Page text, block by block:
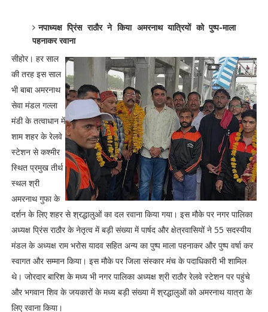
नपाध्यक्ष प्रिंस राठौर ने किया अमरनाथ यात्रियों को पुष्प-माला
पहनाकर रवाना
सीहोर। हर साल
की तरह इस साल
भी बाबा अमरनाथ
सेवा मंडल गल्ला
मंडी के तत्वाधान में
शाम शहर के रेलवे
स्टेशन से कश्मीर
स्थित प्रमुख तीर्थ
स्थल श्री
अमरनाथ गुफा के
दर्शन के लिए शहर से श्रद्धालुओं का दल रवाना किया गया। इस मौके पर नगर पालिका
अध्यक्ष प्रिंस राठौर के नेतृत्व में बड़ी संख्या में पार्षद और क्षेत्रवासियों ने 55 सदस्यीय
मंडल के अध्यक्ष राम भरोस यादव सहित अन्य का पुष्प माला पहनाकर और पुष्प वर्षा कर
स्वागत और सम्मान किया। इस मौके पर जिला संस्कार मंच के पदाधिकारी भी शामिल
थे। जोरदार बारिश के मध्य भी नगर पालिका अध्यक्ष श्री राठौर रेलवे स्टेशन पर पहुंचे
और भगवान शिव के जयकारों के मध्य बड़ी संख्या में श्रद्धालुओं को अमरनाथ यात्रा के
लिए रवाना किया।